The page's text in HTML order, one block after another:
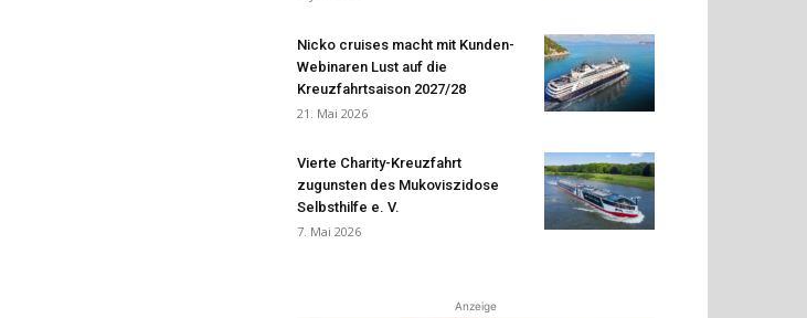
Nicko cruises macht mit Kunden-
Webinaren Lust auf die
Kreuzfahrtsaison 2027/28
21. Mai 2026
Vierte Charity-Kreuzfahrt
zugunsten des Mukoviszidose
Selbsthilfe e. V.
7. Mai 2026
Anzeige